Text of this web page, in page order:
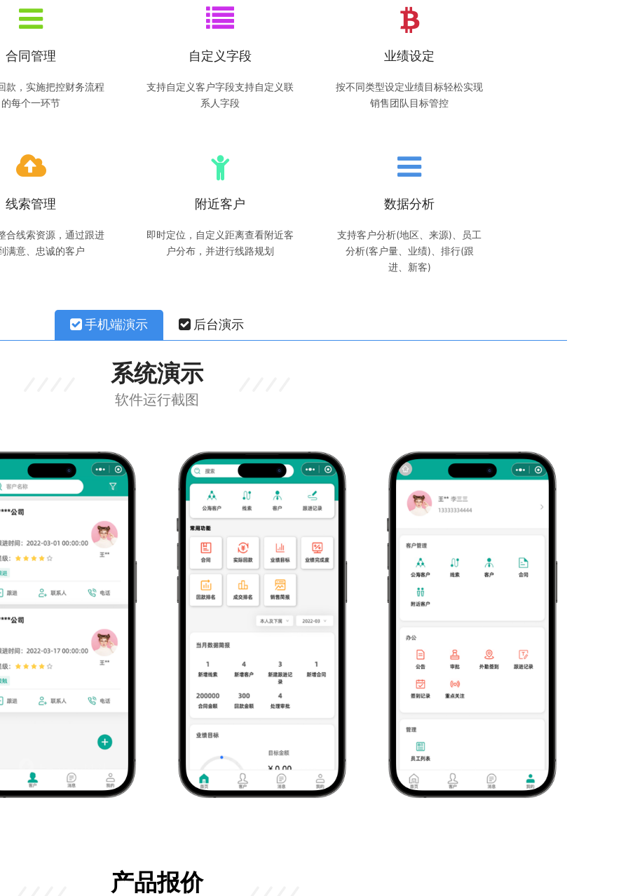
合同管理
款，实施把控财务流程
的每个一环节
自定义字段
支持自定义客户字段支持自定义联
系人字段
业绩设定
按不同类型设定业绩目标轻松实现
销售团队目标管控
线索管理
合线索资源，通过跟进
满意、忠诚的客户
附近客户
即时定位，自定义距离查看附近客
户分布，并进行线路规划
数据分析
支持客户分析(地区、来源)、员工
分析(客户量、业绩)、排行(跟
进、新客)
手机端演示 后台演示
系统演示
软件运行截图
产品报价